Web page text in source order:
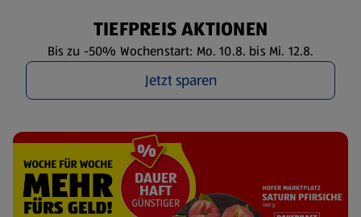
TIEFPREIS AKTIONEN
Bis zu -50% Wochenstart: Mo. 10.8. bis Mi. 12.8.
Jetzt sparen